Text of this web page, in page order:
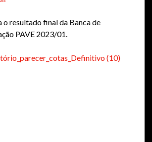
resultado final da Banca de
PAVE 2023/01.
(10)